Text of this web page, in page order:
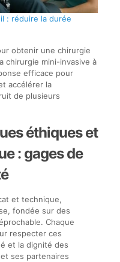
: réduire la durée
obtenir une chirurgie
chirurgie mini-invasive à
efficace pour
accélérer la
de plusieurs
éthiques et
: gages de
et technique,
fondée sur des
Chaque
respecter ces
et la dignité des
ses partenaires